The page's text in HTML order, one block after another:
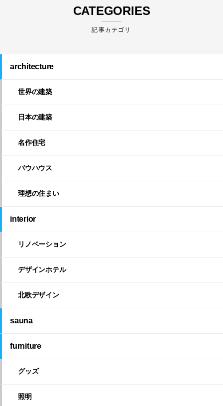
CATEGORIES
architecture
世界の建築
日本の建築
名作住宅
バウハウス
理想の住まい
interior
リノベーション
デザインホテル
北欧デザイン
sauna
furniture
グッズ
照明